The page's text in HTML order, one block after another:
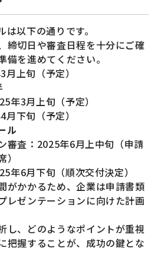
以下の通りです。
締切日や審査日程を十分にご確
を進めてください。
月上旬（予定）
年3月上旬（予定）
下旬（予定）
ル
審査：2025年6月上中旬（申請
年6月下旬（順次交付決定）
がかかるため、企業は申請書類
レゼンテーションに向けた計画
し、どのようなポイントが重視
把握することが、成功の鍵とな